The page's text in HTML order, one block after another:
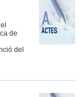
de
del